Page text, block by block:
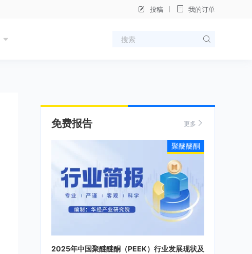
投稿 我的订单
免费报告 更多
2025年中国聚醚醚酮（PEEK）行业发展现状及
聚醚醚酮